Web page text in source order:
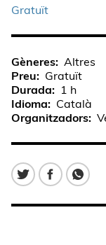
Gratuït
Gèneres
Altres
Preu
Gratuït
Durada
1 h
Idioma
Català
Organitzadors